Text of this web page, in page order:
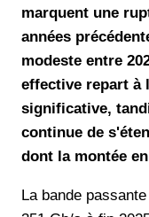
marquent une
années
modeste entre
effective repart à
significative,
continue de
dont la montée
La bande